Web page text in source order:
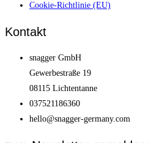
Cookie-Richtlinie (EU)
Kontakt
snagger GmbH
Gewerbestraße 19
08115 Lichtentanne
037521186360
hello@snagger-germany.com